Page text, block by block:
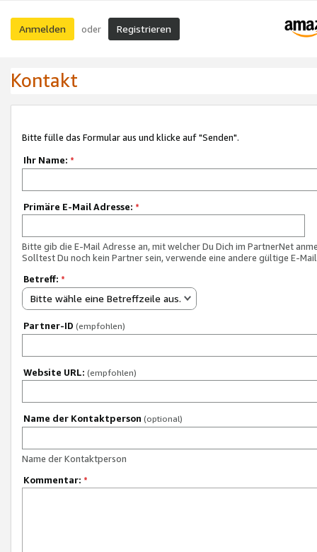
Anmelden oder Registrieren
Kontakt
Bitte fülle das Formular aus und klicke auf "Senden".
Ihr Name: *
Primäre E-Mail Adresse: *
Bitte gib die E-Mail Adresse an, mit welcher Du Dich im PartnerNet
Solltest Du noch kein Partner sein, verwende eine andere gültige E-
Betreff: *
Bitte wähle eine Betreffzeile aus.
Partner-ID (empfohlen)
Website URL: (empfohlen)
Name der Kontaktperson (optional)
Name der Kontaktperson
Kommentar: *